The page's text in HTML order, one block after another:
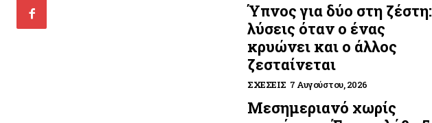
Ύπνος για δύο στη
λύσεις όταν ο ένας
κρυώνει και ο άλλος
ζεσταίνεται
ΣΧΈΣΕΙΣ 7 Αυγούστου, 2026
Μεσημεριανό χωρίς